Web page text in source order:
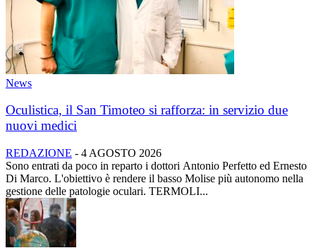
News
Oculistica, il San Timoteo si rafforza: in servizio due
nuovi medici
REDAZIONE - 4 AGOSTO 2026
Sono entrati da poco in reparto i dottori Antonio Perfetto ed Ernesto
Di Marco. L'obiettivo è rendere il basso Molise più autonomo nella
gestione delle patologie oculari. TERMOLI...